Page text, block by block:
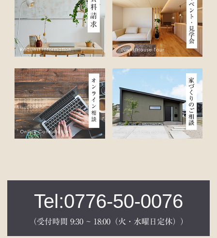
Tel:0776-50-0076
（受付時間 9:30 ~ 18:00（火・水曜日定休））